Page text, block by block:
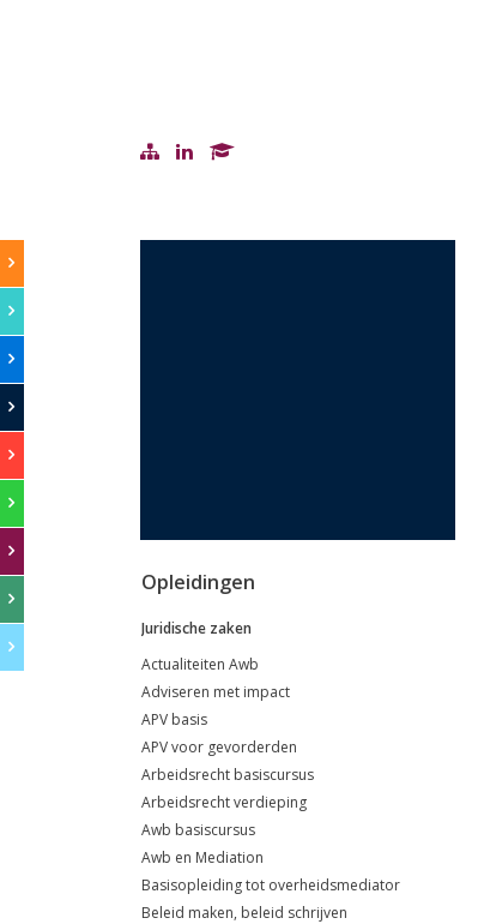
Opleidingen
Juridische zaken
Actualiteiten Awb
Adviseren met impact
APV basis
APV voor gevorderden
Arbeidsrecht basiscursus
Arbeidsrecht verdieping
Awb basiscursus
Awb en Mediation
Basisopleiding tot overheidsmediator
Beleid maken, beleid schrijven